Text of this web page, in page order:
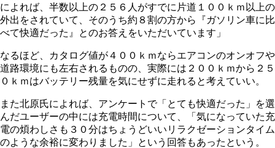
によれば、半数以上の２５６人がすでに片道１００ｋｍ以上の
外出をされていて、そのうち約８割の方から『ガソリン車に比
べて快適だった』とのお答えをいただいています」
なるほど、カタログ値が４００ｋｍならエアコンのオンオフや
道路環境にも左右されるものの、実際には２００ｋｍから２５
０ｋｍはバッテリー残量を気にせずに走れると考えていい。
また北原氏によれば、アンケートで「とても快適だった」を選
んだユーザーの中には充電時間について、「気になっていた充
電の煩わしさも３０分はちょうどいいリラクゼーションタイム
のような余裕に変わりました」という回答もあったという。